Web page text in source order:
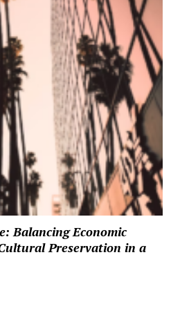
Balancing Economic
Preservation in a